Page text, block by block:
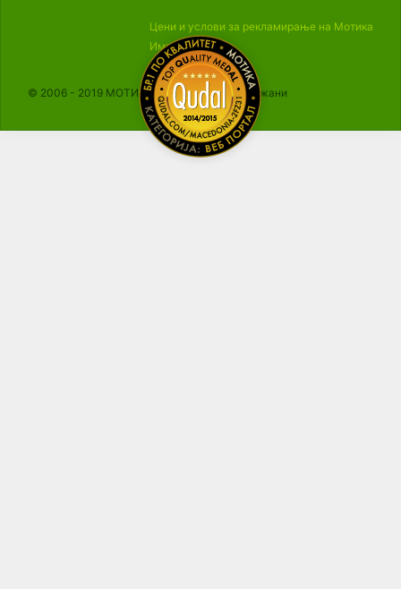
Цени и услови за рекламирање на Мотика
Импресум
© 2006 - 2019 МОТИКА, Сите права се задржани